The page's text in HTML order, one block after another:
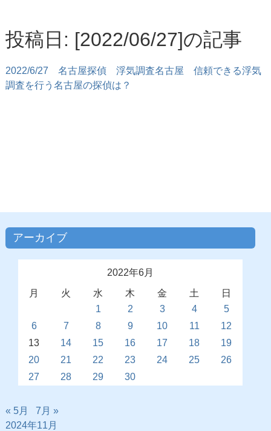
投稿日: [2022/06/27]の記事
2022/6/27
名古屋探偵 浮気調査名古屋 信頼できる浮気
調査を行う名古屋の探偵は？
アーカイブ
2022年6月
月
火 水 木 金 土
日
1
2 3 4
5
6
7 8 9 10 11
12
13
14 15 16 17 18
19
20
21 22 23 24 25
26
27
28 29 30
« 5月
7月 »
2024年11月